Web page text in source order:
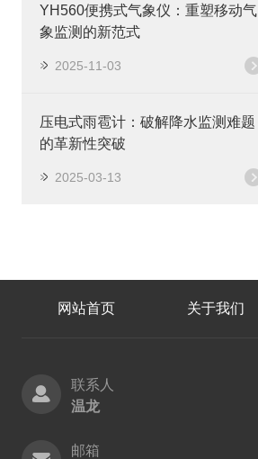
YH560便携式气象仪：重塑移动气
象监测的新范式
2025-11-03
压电式雨雹计：破解降水监测难题
的革新性突破
2025-03-13
网站首页 关于我们
联系人
温龙
邮箱